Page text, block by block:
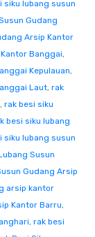
siku lubang susun
Gudang
Arsip Kantor
Banggai,
Kepulauan,
Laut, rak
, rak besi siku
besi siku lubang
siku lubang susun
Susun
Gudang Arsip
arsip kantor
Kantor Barru,
, rak besi